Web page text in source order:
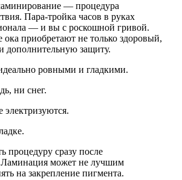
— процедура
Пара-тройка часов в руках
— и вы с роскошной гривой.
приобретают не только здоровый,
дополнительную защиту.
ровными и гладкими.
ни снег.
процедуру сразу после
может не лучшим
на закрепление пигмента.